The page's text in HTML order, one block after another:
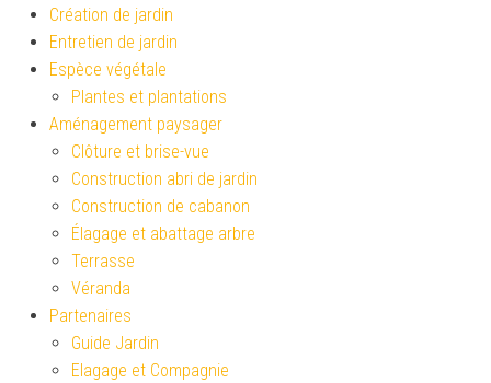
Création de jardin
Entretien de jardin
Espèce végétale
Plantes et plantations
Aménagement paysager
Clôture et brise-vue
Construction abri de jardin
Construction de cabanon
Élagage et abattage arbre
Terrasse
Véranda
Partenaires
Guide Jardin
Elagage et Compagnie